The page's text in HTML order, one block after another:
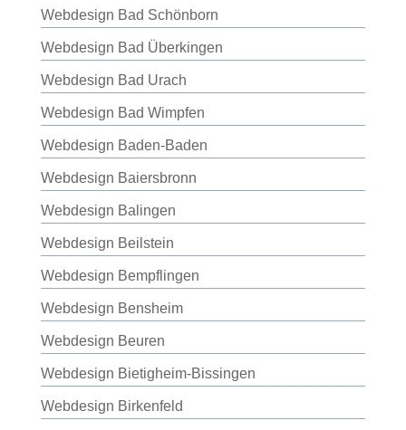
Webdesign Bad Schönborn
Webdesign Bad Überkingen
Webdesign Bad Urach
Webdesign Bad Wimpfen
Webdesign Baden-Baden
Webdesign Baiersbronn
Webdesign Balingen
Webdesign Beilstein
Webdesign Bempflingen
Webdesign Bensheim
Webdesign Beuren
Webdesign Bietigheim-Bissingen
Webdesign Birkenfeld